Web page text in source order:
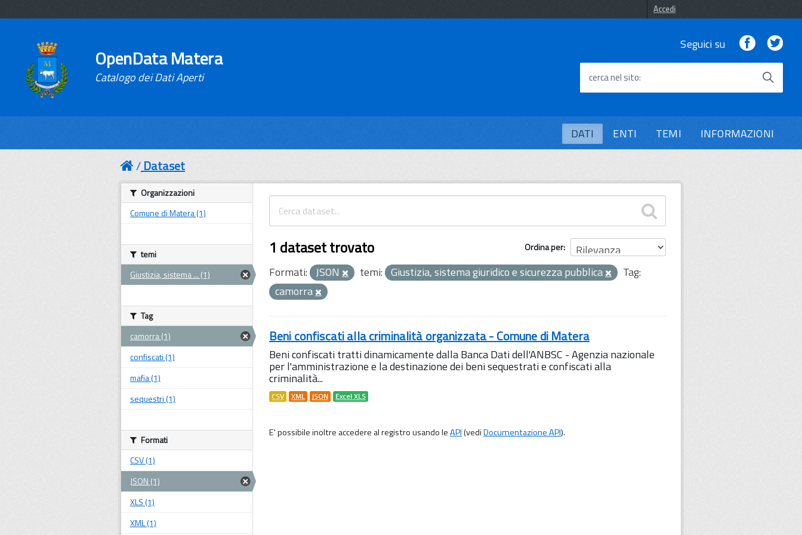
Accedi
OpenData Matera
Catalogo dei Dati Aperti
Seguici su Facebook
cerca nel sito
DATI ENTI TEMI INFORMAZIONI
Dataset
Ordina per
1 dataset trovato
Formati: JSON temi: Giustizia, sistema giuridico e sicurezza pubblica
Tag:
camorra
Beni confiscati alla criminalità organizzata - Comune di Matera
Beni confiscati tratti dinamicamente dalla Banca Dati dell'ANBSC - Agenzia nazionale
per l'amministrazione e la destinazione dei beni sequestrati e confiscati alla
criminalità...
CSV XML JSON Excel XLS
E' possibile inoltre accedere al registro usando leAPI(vediDocumentazione API).
Organizzazioni
Comune di Matera (1)
temi
Giustizia, sistema ... (1)
Tag
camorra (1)
confiscati (1)
mafia (1)
sequestri (1)
Formati
CSV (1)
JSON (1)
XLS (1)
XML (1)